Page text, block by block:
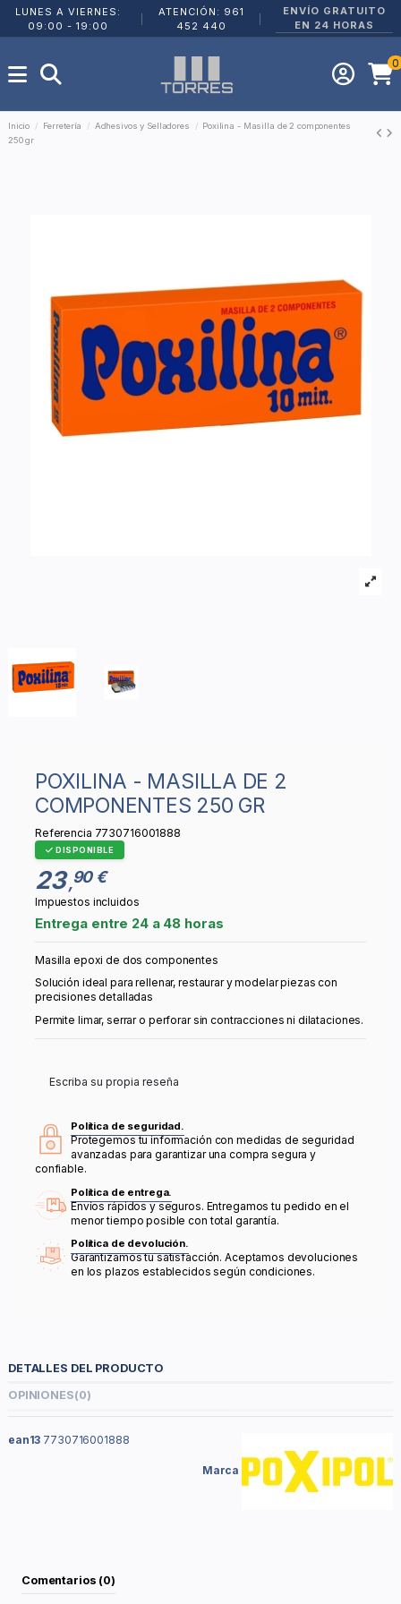
LUNES A VIERNES:
09:00 - 19:00
ATENCIÓN: 961
452 440
ENVÍO GRATUITO
EN 24 HORAS
0
Inicio Ferretería Adhesivos y Selladores
Poxilina - Masilla de 2 componentes
250 gr
POXILINA - MASILLA DE 2
COMPONENTES 250 GR
Referencia 7730716001888
DISPONIBLE
23 ,90 €
Impuestos incluidos
Entrega entre 24 a 48 horas
Masilla epoxi de dos componentes
Solución ideal para rellenar, restaurar y modelar piezas con
precisiones detalladas
Permite limar, serrar o perforar sin contracciones ni dilataciones.
Escriba su propia reseña
Política de seguridad.
Protegemos tu información con medidas de seguridad
avanzadas para garantizar una compra segura y
confiable.
Política de entrega.
Envíos rápidos y seguros. Entregamos tu pedido en el
menor tiempo posible con total garantía.
Política de devolución.
Garantizamos tu satisfacción. Aceptamos devoluciones
en los plazos establecidos según condiciones.
DETALLES DEL PRODUCTO
OPINIONES(0)
Marca
ean13 7730716001888
Comentarios (0)